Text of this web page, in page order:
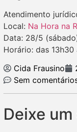
Atendimento
Local: Na Hora na
Data: 28/5
Horário: das 13h30
Cida Frausino
Sem
Deixe